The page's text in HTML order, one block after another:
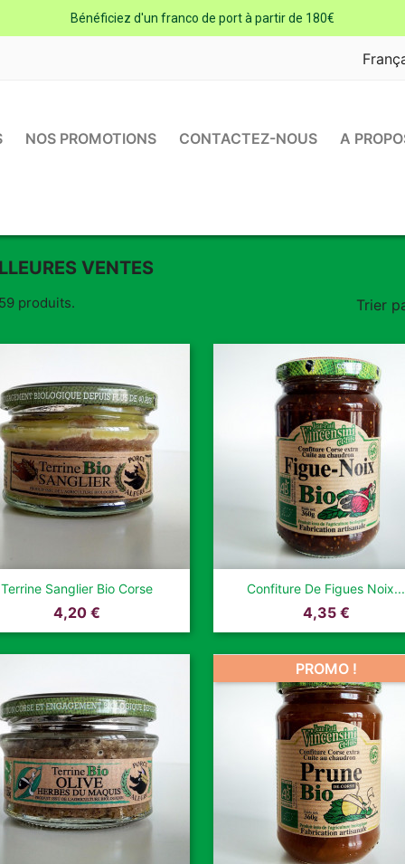
Bénéficiez d'un franco de port à partir de 180€
NOS PROMOTIONS CONTACTEZ-NOUS A
VENTES
produits. Trier
Terrine Sanglier Bio Corse
Prix
4,20 €
Aperçu rapide Confiture De Figues Noix...
Prix
4,35 €
Aperçu rapide
PROMO !